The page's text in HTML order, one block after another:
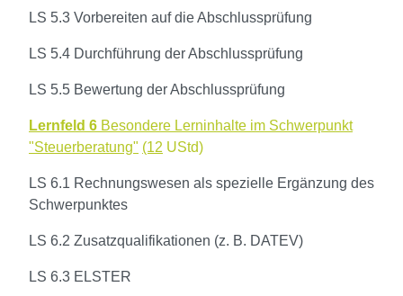
LS 5.3 Vorbereiten auf die Abschlussprüfung
LS 5.4 Durchführung der Abschlussprüfung
LS 5.5 Bewertung der Abschlussprüfung
Lernfeld 6 Besondere Lerninhalte im Schwerpunkt
"Steuerberatung" (12 UStd)
LS 6.1 Rechnungswesen als spezielle Ergänzung des
Schwerpunktes
LS 6.2 Zusatzqualifikationen (z. B. DATEV)
LS 6.3 ELSTER